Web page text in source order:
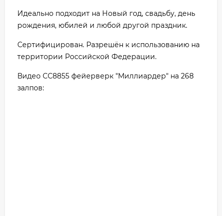
Идеально подходит на Новый год, свадьбу, день
рождения, юбилей и любой другой праздник.
Сертифицирован. Разрешён к использованию на
территории Российской Федерации.
Видео СС8855 фейерверк "Миллиардер" на 268
залпов: